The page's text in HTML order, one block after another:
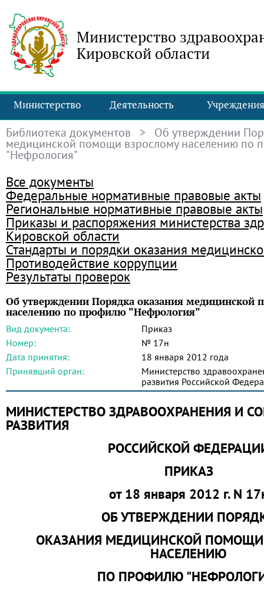
Министерство
Кировской области
Министерство Деятельность Учреждения
Библиотека документов > Об утверждении
медицинской помощи взрослому населению по
"Нефрология"
Все документы
Федеральные нормативные правовые акты
Региональные нормативные правовые акты
Приказы и распоряжения министерства
Кировской области
Стандарты и порядки оказания
Противодействие коррупции
Результаты проверок
Об утверждении Порядка оказания медицинской
населению по профилю "Нефрология"
Вид документа:
Приказ
Номер:
№ 17н
Дата принятия:
18 января 2012 года
Принявший орган:
Министерство
развития Российской
МИНИСТЕРСТВО ЗДРАВООХРАНЕНИЯ И
РАЗВИТИЯ
РОССИЙСКОЙ
ПРИКАЗ
от 18 января 2012 г. N
ОБ УТВЕРЖДЕНИИ
ОКАЗАНИЯ МЕДИЦИНСКОЙ
НАСЕЛЕНИЮ
ПО ПРОФИЛЮ